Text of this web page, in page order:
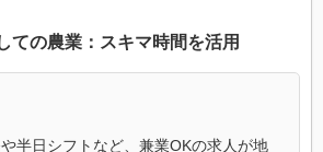
ての農業 ： スキマ時間を活用
や半日シフトなど、兼業OKの求人が地